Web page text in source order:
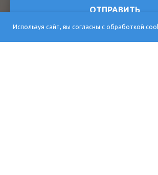
ОТПРАВИТЬ
Используя сайт, вы согласны с обработкой